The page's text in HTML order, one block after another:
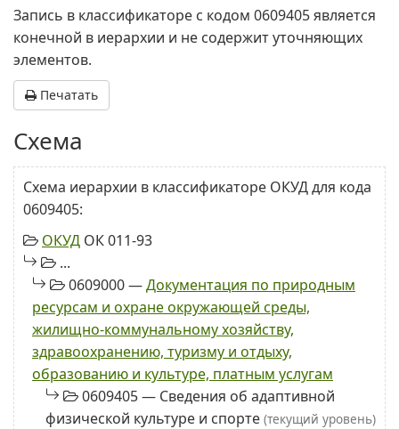
Запись в классификаторе с кодом 0609405 является
конечной в иерархии и не содержит уточняющих
элементов.
Печатать
Схема
Схема иерархии в классификаторе ОКУД для кода
0609405:
ОКУД ОК 011-93
...
0609000 —Документация по природным
ресурсам и охране окружающей среды,
жилищно-коммунальному хозяйству,
здравоохранению, туризму и отдыху,
образованию и культуре, платным услугам
0609405 — Сведения об адаптивной
физической культуре и спорте (текущий уровень)